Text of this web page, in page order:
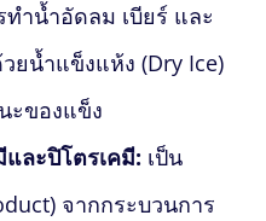
ทำน้ำอัดลม เบียร์ และ
ยน้ำแข็งแห้ง (Dry Ice)
ะของแข็ง
และปิโตรเคมี: เป็น
จากกระบวนการ